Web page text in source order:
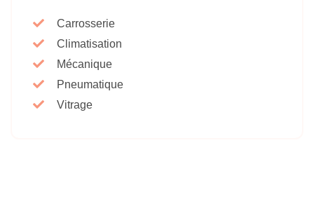
Carrosserie
Climatisation
Mécanique
Pneumatique
Vitrage